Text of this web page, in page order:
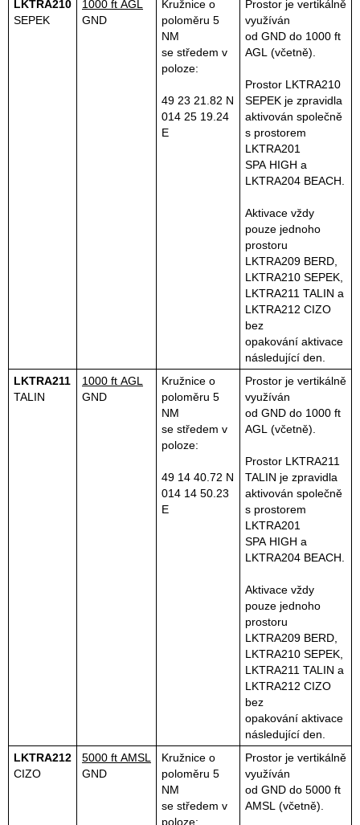
LKTRA210
SEPEK
1000 ft AGL
GND
Kružnice o
poloměru 5
NM
se středem v
poloze:
49 23 21.82 N
014 25 19.24
E
Prostor je vertikálně
využíván
od GND do 1000 ft
AGL (včetně).
Prostor LKTRA210
SEPEK je zpravidla
aktivován společně
s prostorem
LKTRA201
SPA HIGH a
LKTRA204 BEACH.
Aktivace vždy
pouze jednoho
prostoru
LKTRA209 BERD,
LKTRA210 SEPEK,
LKTRA211 TALIN a
LKTRA212 CIZO
bez
opakování aktivace
následující den.
LKTRA211
TALIN
1000 ft AGL
GND
Kružnice o
poloměru 5
NM
se středem v
poloze:
49 14 40.72 N
014 14 50.23
E
Prostor je vertikálně
využíván
od GND do 1000 ft
AGL (včetně).
Prostor LKTRA211
TALIN je zpravidla
aktivován společně
s prostorem
LKTRA201
SPA HIGH a
LKTRA204 BEACH.
Aktivace vždy
pouze jednoho
prostoru
LKTRA209 BERD,
LKTRA210 SEPEK,
LKTRA211 TALIN a
LKTRA212 CIZO
bez
opakování aktivace
následující den.
LKTRA212
CIZO
5000 ft AMSL
GND
Kružnice o
poloměru 5
NM
se středem v
poloze:
Prostor je vertikálně
využíván
od GND do 5000 ft
AMSL (včetně).